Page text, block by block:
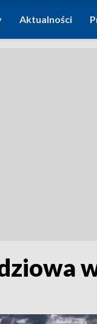
Aktualności